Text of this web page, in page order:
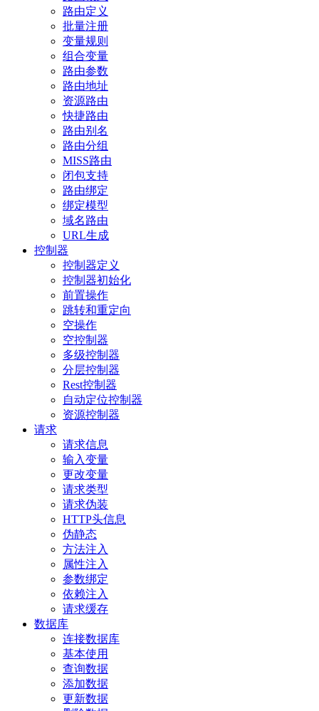
路由定义
批量注册
变量规则
组合变量
路由参数
路由地址
资源路由
快捷路由
路由别名
路由分组
MISS路由
闭包支持
路由绑定
绑定模型
域名路由
URL生成
控制器
控制器定义
控制器初始化
前置操作
跳转和重定向
空操作
空控制器
多级控制器
分层控制器
Rest控制器
自动定位控制器
资源控制器
请求
请求信息
输入变量
更改变量
请求类型
请求伪装
HTTP头信息
伪静态
方法注入
属性注入
参数绑定
依赖注入
请求缓存
数据库
连接数据库
基本使用
查询数据
添加数据
更新数据